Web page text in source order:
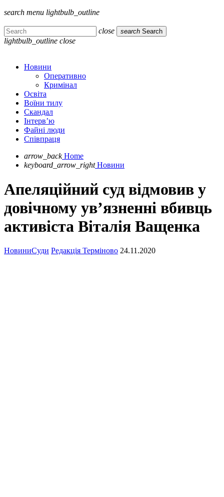
search menu lightbulb_outline
close search Search
lightbulb_outline close
Новини
Оперативно
Кримінал
Освіта
Воїни тилу
Скандал
Інтерв’ю
Файні люди
Співпраця
arrow_back Home
keyboard_arrow_right Новини
Апеляційний суд відмовив у
довічному ув’язненні вбивць
активіста Віталія Ващенка
НовиниСуди Редакція Терміново 24.11.2020